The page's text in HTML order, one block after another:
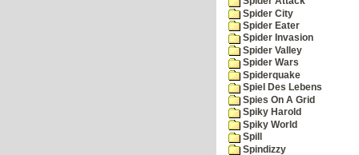
Spider City
Spider Eater
Spider Invasion
Spider Valley
Spider Wars
Spiderquake
Spiel Des Lebens
Spies On A Grid
Spiky Harold
Spiky World
Spill
Spindizzy